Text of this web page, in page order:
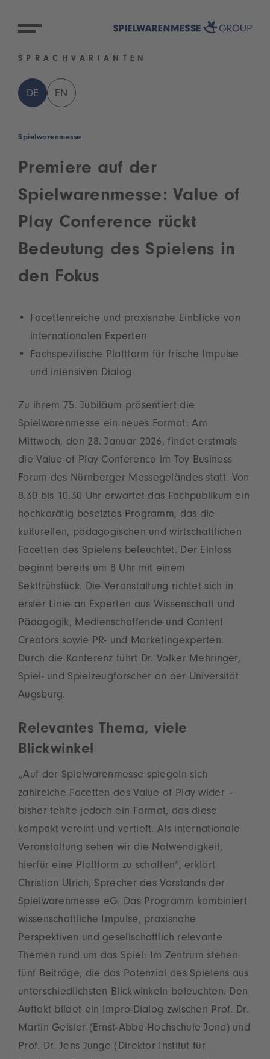
SPRACHVARIANTEN
DE EN
Spielwarenmesse
Premiere auf der
Spielwarenmesse: Value of
Play Conference rückt
Bedeutung des Spielens in
den Fokus
Facettenreiche und praxisnahe Einblicke von
internationalen Experten
Fachspezifische Plattform für frische Impulse
und intensiven Dialog
Zu ihrem 75. Jubiläum präsentiert die
Spielwarenmesse ein neues Format: Am
Mittwoch, den 28. Januar 2026, findet erstmals
die Value of Play Conference im Toy Business
Forum des Nürnberger Messegeländes statt. Von
8.30 bis 10.30 Uhr erwartet das Fachpublikum ein
hochkarätig besetztes Programm, das die
kulturellen, pädagogischen und wirtschaftlichen
Facetten des Spielens beleuchtet. Der Einlass
beginnt bereits um 8 Uhr mit einem
Sektfrühstück. Die Veranstaltung richtet sich in
erster Linie an Experten aus Wissenschaft und
Pädagogik, Medienschaffende und Content
Creators sowie PR- und Marketingexperten.
Durch die Konferenz führt Dr. Volker Mehringer,
Spiel- und Spielzeugforscher an der Universität
Augsburg.
Relevantes Thema, viele
Blickwinkel
„Auf der Spielwarenmesse spiegeln sich
zahlreiche Facetten des Value of Play wider –
bisher fehlte jedoch ein Format, das diese
kompakt vereint und vertieft. Als internationale
Veranstaltung sehen wir die Notwendigkeit,
hierfür eine Plattform zu schaffen“, erklärt
Christian Ulrich, Sprecher des Vorstands der
Spielwarenmesse eG. Das Programm kombiniert
wissenschaftliche Impulse, praxisnahe
Perspektiven und gesellschaftlich relevante
Themen rund um das Spiel: Im Zentrum stehen
fünf Beiträge, die das Potenzial des Spielens aus
unterschiedlichsten Blickwinkeln beleuchten. Den
Auftakt bildet ein Impro-Dialog zwischen Prof. Dr.
Martin Geisler (Ernst-Abbe-Hochschule Jena) und
Prof. Dr. Jens Junge (Direktor Institut für